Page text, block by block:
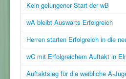
Kein gelungener Start der wB
wA bleibt Auswärts Erfolgreich
Herren starten Erfolgreich in die
wC mit Erfolgreichem Auftakt in
Auftaktsieg für die weibliche A-